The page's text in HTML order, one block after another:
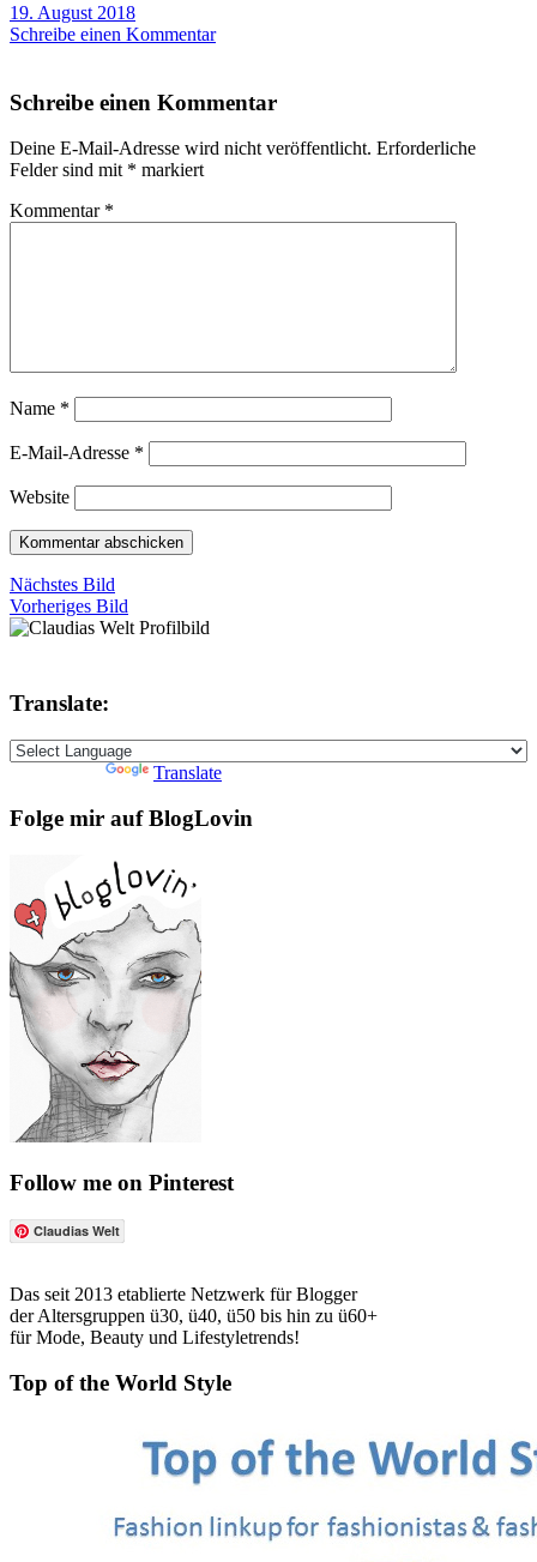
19. August 2018
Schreibe einen Kommentar
Schreibe einen Kommentar
Deine E-Mail-Adresse wird nicht veröffentlicht. Erforderliche
Felder sind mit * markiert
Kommentar *
Name *
E-Mail-Adresse *
Website
Nächstes Bild
Vorheriges Bild
Translate:
Translate
Folge mir auf BlogLovin
Follow me on Pinterest
Claudias Welt
Das seit 2013 etablierte Netzwerk für Blogger
der Altersgruppen ü30, ü40, ü50 bis hin zu ü60+
für Mode, Beauty und Lifestyletrends!
Top of the World Style